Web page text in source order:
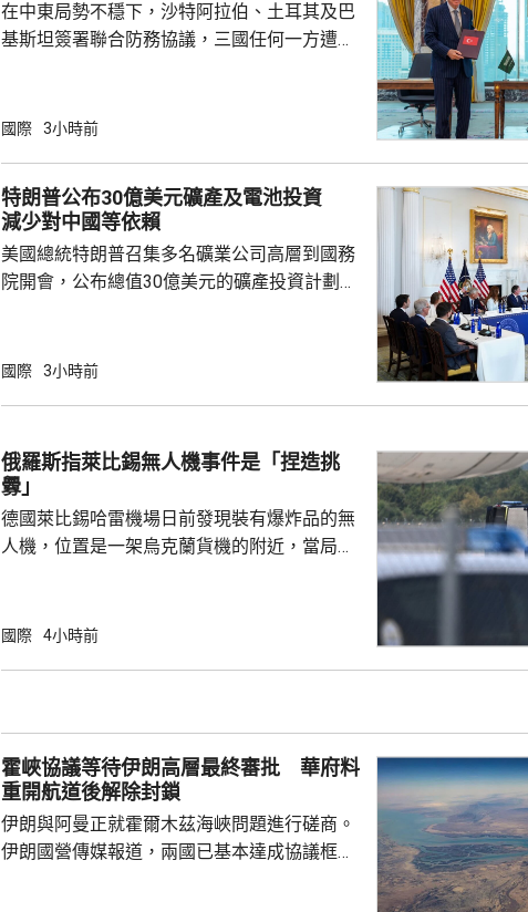
在中東局勢不穩下，沙特阿拉伯、土耳其及巴
基斯坦簽署聯合防務協議，三國任何一方遭受
伊朗支持的也門胡塞武裝攻擊。有沙特官員表
和土耳其介入，令戰事急劇擴大。 區內多個國
家和伊斯蘭合作組織都表示歡迎協議。不過伊
朗議會的國家安全與外交政策委員會...
國際 3小時前
特朗普公布30億美元礦產及電池投資
減少對中國等依賴
美國總統特朗普召集多名礦業公司高層到國務
院開會，公布總值30億美元的礦產投資計劃，
加強經濟穩定與安全，重新奪回美國作為世界
池材料公司提供14億美元貸款，以擴大電池生
產，以及向明尼蘇達州一間磁鐵製造公司，投
國際 3小時前
俄羅斯指萊比錫無人機事件是「捏造挑
釁」
德國萊比錫哈雷機場日前發現裝有爆炸品的無
人機，位置是一架烏克蘭貨機的附近，當局認
德國大使館事隔兩日後聲明，指事件是捏造的
件召開國家安全委員會會議，將同內政部長多
布林特及其他閣員保持密切接觸。
國際 4小時前
霍峽協議等待伊朗高層最終審批 華府料
重開航道後解除封鎖
伊朗與阿曼正就霍爾木茲海峽問題進行磋商。
伊朗國營傳媒報道，兩國已基本達成協議框